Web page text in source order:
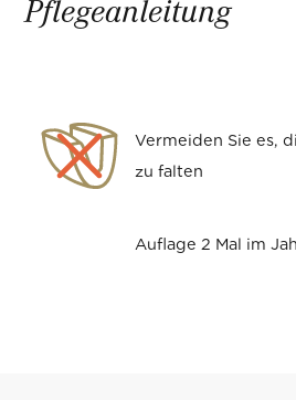
Pflegeanleitung
Vermeiden Sie es,
zu falten
Auflage 2 Mal im